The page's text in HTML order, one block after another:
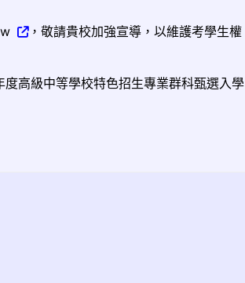
，敬請貴校加強宣導，以維護考學生權
高級中等學校特色招生專業群科甄選入學